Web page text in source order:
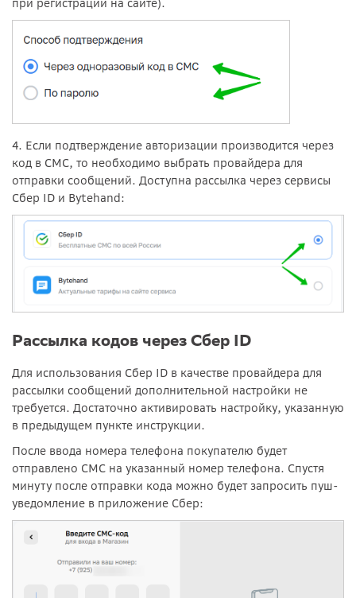
при регистрации на сайте).
4. Если подтверждение авторизации производится через
код в СМС, то необходимо выбрать провайдера для
отправки сообщений. Доступна рассылка через сервисы
Сбер ID и Bytehand:
Рассылка кодов через Сбер ID
Для использования Сбер ID в качестве провайдера для
рассылки сообщений дополнительной настройки не
требуется. Достаточно активировать настройку, указанную
в предыдущем пункте инструкции.
После ввода номера телефона покупателю будет
отправлено СМС на указанный номер телефона. Спустя
минуту после отправки кода можно будет запросить пуш-
уведомление в приложение Сбер: